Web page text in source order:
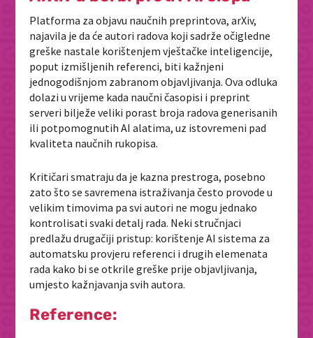
Platforma za objavu naučnih preprintova, arXiv,
najavila je da će autori radova koji sadrže očigledne
greške nastale korištenjem vještačke inteligencije,
poput izmišljenih referenci, biti kažnjeni
jednogodišnjom zabranom objavljivanja. Ova odluka
dolazi u vrijeme kada naučni časopisi i preprint
serveri bilježe veliki porast broja radova generisanih
ili potpomognutih AI alatima, uz istovremeni pad
kvaliteta naučnih rukopisa.
Kritičari smatraju da je kazna prestroga, posebno
zato što se savremena istraživanja često provode u
velikim timovima pa svi autori ne mogu jednako
kontrolisati svaki detalj rada. Neki stručnjaci
predlažu drugačiji pristup: korištenje AI sistema za
automatsku provjeru referenci i drugih elemenata
rada kako bi se otkrile greške prije objavljivanja,
umjesto kažnjavanja svih autora.
Reference: